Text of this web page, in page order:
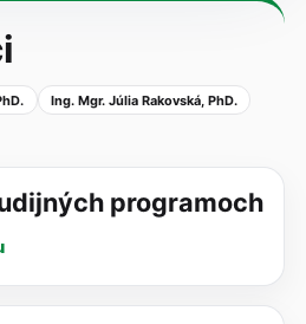
Ing. Mgr. Júlia Rakovská, PhD.
programoch